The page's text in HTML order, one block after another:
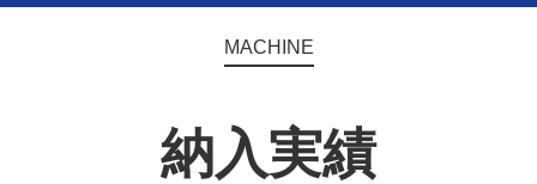
MACHINE
納入実績